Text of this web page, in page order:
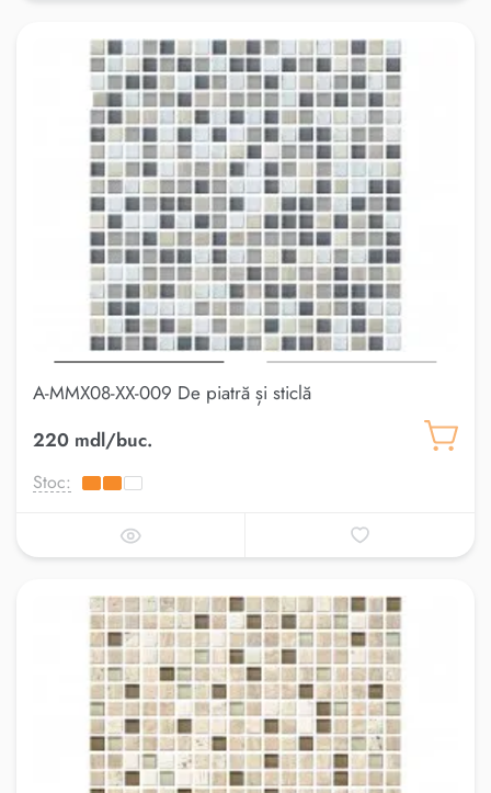
A-MMX08-XX-009 De piatră și sticlă
220 mdl/buc.
Stoc: